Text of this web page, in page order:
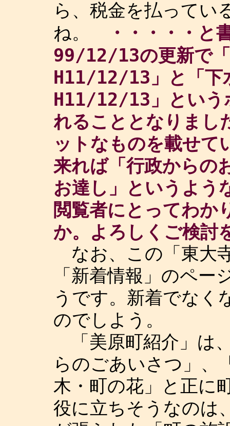
ら、税金を払ってい
ね。
・・・・・と
99/12/13の更新で
H11/12/13」と「下
H11/12/13」という
れることとなりまし
ットなものを載せて
来れば「行政からの
お達し」というよう
閲覧者にとってわか
か。よろしくご
なお、この「東大
「新着情報」のペ
うです。新着でなく
のでしよう。
「美原町紹介」は
らのごあいさつ」、
木・町の花」と正に
役に立ちそうなのは